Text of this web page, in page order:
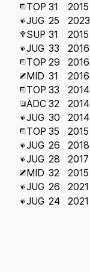
TOP 31 2015
JUG 25 2023
SUP 31 2015
JUG 33 2016
TOP 29 2016
MID 31 2016
TOP 33 2014
ADC 32 2014
JUG 30 2014
TOP 35 2015
JUG 26 2018
JUG 28 2017
MID 32 2015
JUG 26 2021
JUG 24 2021